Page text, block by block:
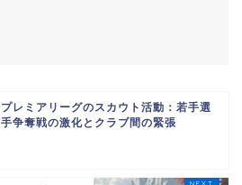
プレミアリーグのスカウト活動：若手選
手争奪戦の激化とクラブ間の緊張